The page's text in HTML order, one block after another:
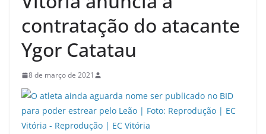
contratação do atacante
Ygor Catatau
8 de março de 2021